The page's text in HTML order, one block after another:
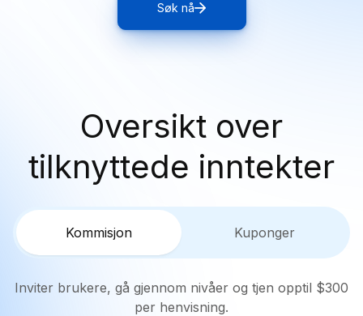
Søk nå
Oversikt over
tilknyttede inntekter
Kommisjon Kuponger
Inviter brukere, gå gjennom nivåer og tjen opptil $300
per henvisning.